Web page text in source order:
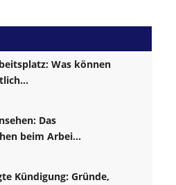
Was können
Das
beim Arbei...
Kündigung: Gründe,